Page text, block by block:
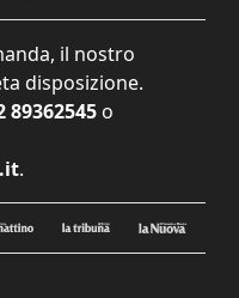
il nostro
disposizione.
89362545 o
.